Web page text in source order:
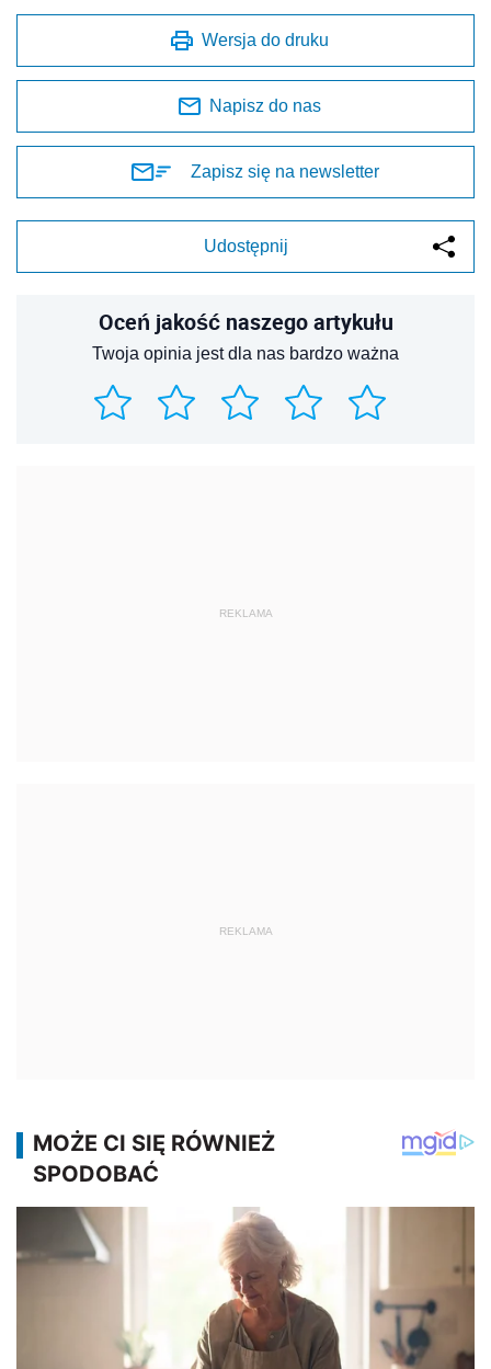
Wersja do druku
Napisz do nas
Zapisz się na newsletter
Udostępnij
Oceń jakość naszego artykułu
Twoja opinia jest dla nas bardzo ważna
REKLAMA
REKLAMA